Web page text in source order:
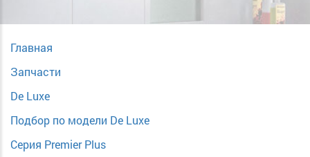
Главная
Запчасти
De Luxe
Подбор по модели De Luxe
Серия Premier Plus